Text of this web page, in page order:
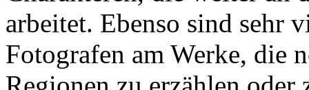
arbeitet. Ebenso sind sehr
Fotografen am Werke, die